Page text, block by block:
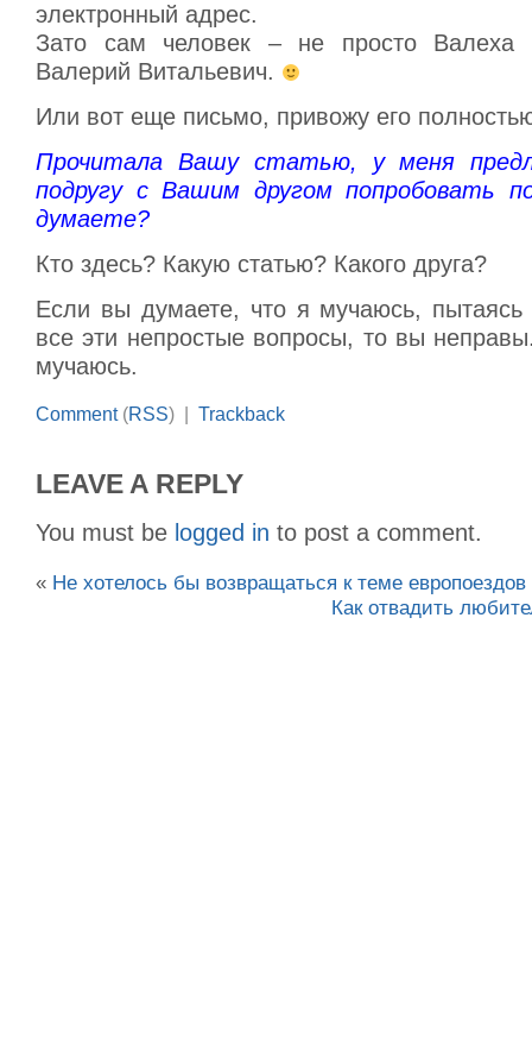
электронный адрес.
Зато сам человек – не просто Валеха
Валерий Витальевич.
Или вот еще письмо, привожу его
Прочитала Вашу статью, у меня
подругу с Вашим другом попробовать
думаете?
Кто здесь? Какую статью? Какого друга?
Если вы думаете, что я мучаюсь, пытаясь
все эти непростые вопросы, то вы
мучаюсь.
Comment(RSS) | Trackback
LEAVE A REPLY
You must be logged in to post a comment.
« Не хотелось бы возвращаться к теме европоездов
Как отвадить